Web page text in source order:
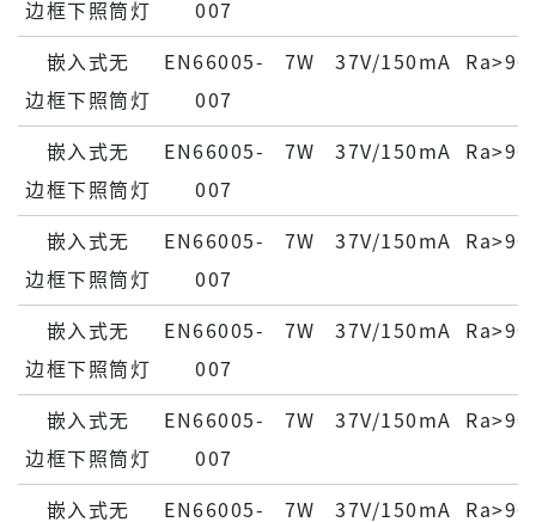
边框下照筒灯
007
嵌⼊式⽆
边框下照筒灯
EN66005-
007
7W 37V/150mA Ra>90
嵌⼊式⽆
边框下照筒灯
EN66005-
007
7W 37V/150mA Ra>90
嵌⼊式⽆
边框下照筒灯
EN66005-
007
7W 37V/150mA Ra>90
嵌⼊式⽆
边框下照筒灯
EN66005-
007
7W 37V/150mA Ra>90
嵌⼊式⽆
边框下照筒灯
EN66005-
007
7W 37V/150mA Ra>90
嵌⼊式⽆
EN66005-
7W 37V/150mA Ra>90